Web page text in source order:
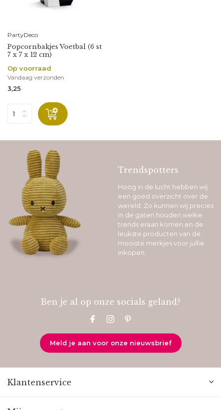
PartyDeco
Popcornbakjes Voetbal (6 st
7 x 7 x 12 cm)
Op voorraad
Vandaag verzonden
3,25
Trendspotters
Hoog in de lucht hebben wij
een goed overzicht over de
wereld. Zo kunnen wij precies
in de gaten houden welke
trends eraan komen en de
leukste producten van de
mooiste merkjes voor jullie
inkopen.
Ben je al op onze socials geland?
Meld je aan voor onze nieuwsbrief
Klantenservice